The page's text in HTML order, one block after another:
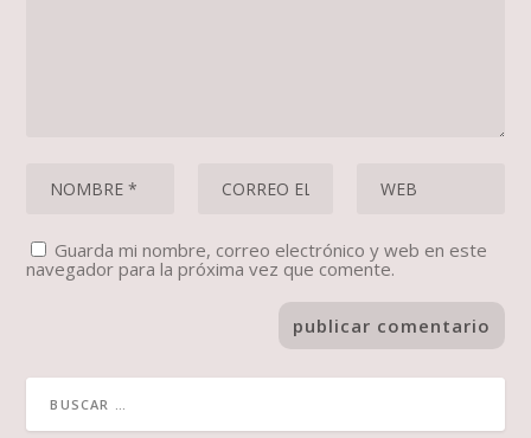
Guarda mi nombre, correo electrónico y web en este
navegador para la próxima vez que comente.